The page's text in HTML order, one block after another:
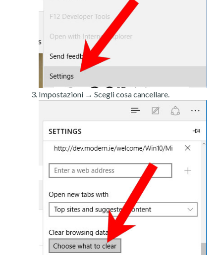
Impostazioni → Scegli cosa cancellare.